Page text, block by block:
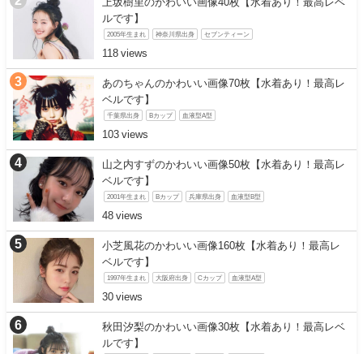
ルです】
2005年生まれ 神奈川県出身 セブンティーン
118
あのちゃんのかわいい画像70枚【水着あり！最高レ
ベルです】
千葉県出身 Bカップ 血液型A型
103
山之内すずのかわいい画像50枚【水着あり！最高レ
ベルです】
2001年生まれ Bカップ 兵庫県出身 血液型B型
48
小芝風花のかわいい画像160枚【水着あり！最高レ
ベルです】
1997年生まれ 大阪府出身 Cカップ 血液型A型
30
秋田汐梨のかわいい画像30枚【水着あり！最高レベ
ルです】